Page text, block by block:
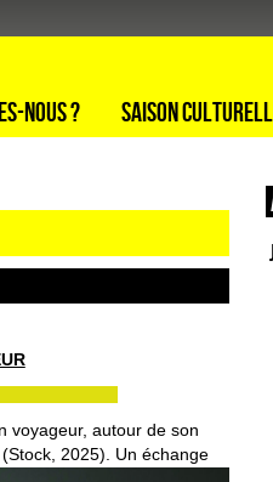
nous ? Saison
voyageur, autour de son
2025). Un échange